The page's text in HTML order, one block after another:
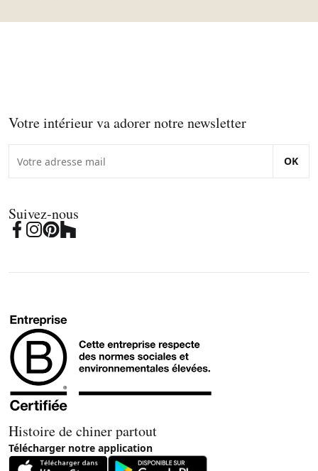
Votre intérieur va adorer notre newsletter
OK
Suivez-nous
Histoire de chiner partout
Télécharger notre application